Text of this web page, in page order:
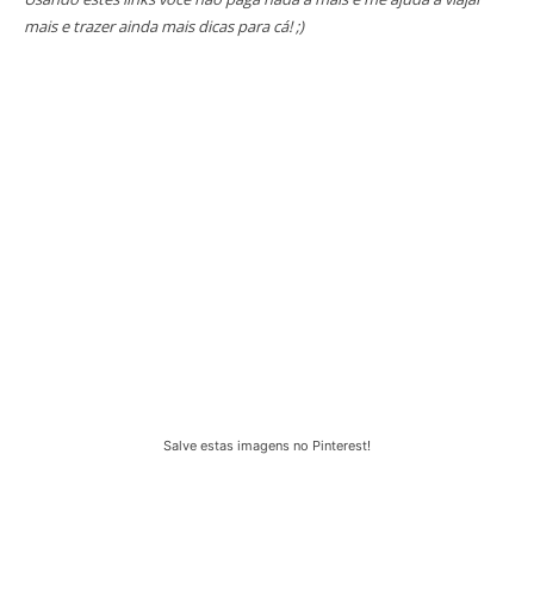
mais e trazer ainda mais dicas para cá! ;)
Salve estas imagens no Pinterest!